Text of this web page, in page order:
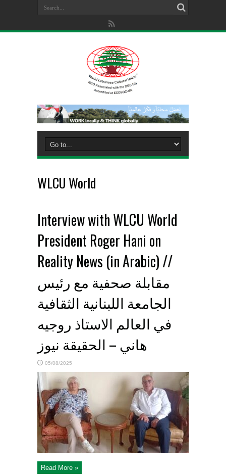
WLCU World
Interview with WLCU World
President Roger Hani on
Reality News (in Arabic) //
مقابلة صحفية مع رئيس
الجامعة اللبنانية الثقافية
في العالم الاستاذ روجيه
هاني – الحقيقة نيوز
05/08/2025
Read More »